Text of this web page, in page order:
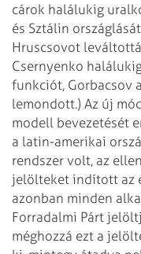
cárok halálukig
és Sztálin országlását
Hruscsovot
Csernyenko
funkciót, Gorbacsov
lemondott.) Az új
modell bevezetését
a latin-amerikai
rendszer volt, az
jelölteket indított az
azonban minden
Forradalmi Párt
méghozzá ezt a